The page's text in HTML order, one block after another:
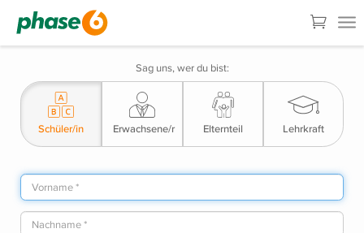
Sag uns, wer du bist:
Schüler/in Erwachsene/r Elternteil Lehrkraft